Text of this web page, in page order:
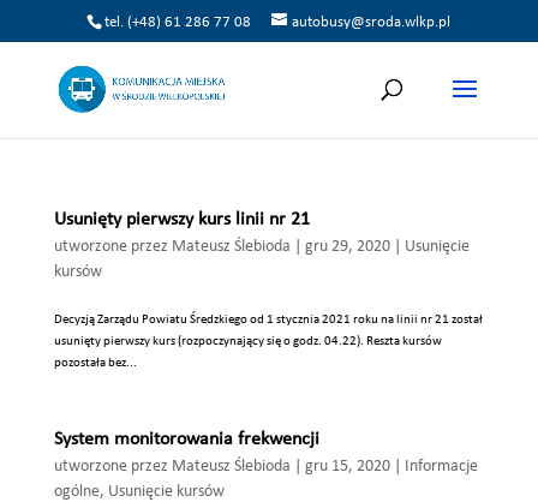
tel. (+48) 61 286 77 08 autobusy@sroda.wlkp.pl
Usunięty pierwszy kurs linii nr 21
utworzone przez Mateusz Ślebioda gru 29, 2020| Usunięcie
kursów
Decyzją Zarządu Powiatu Średzkiego od 1 stycznia 2021 roku na linii nr 21 został
usunięty pierwszy kurs (rozpoczynający się o godz. 04.22). Reszta kursów
pozostała bez...
System monitorowania frekwencji
utworzone przez Mateusz Ślebioda gru 15, 2020| Informacje
ogólne, Usunięcie kursów